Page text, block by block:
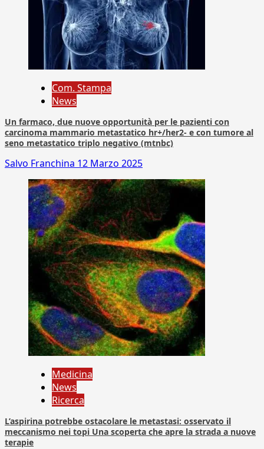
Com. Stampa
News
Un farmaco, due nuove opportunità per le pazienti con
carcinoma mammario metastatico hr+/her2- e con tumore al
seno metastatico triplo negativo (mtnbc)
Salvo Franchina 12 Marzo 2025
Medicina
News
Ricerca
L’aspirina potrebbe ostacolare le metastasi: osservato il
meccanismo nei topi Una scoperta che apre la strada a nuove
terapie